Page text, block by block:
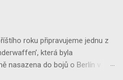
1/48 ...
roku připravujeme jednu z
která byla
nasazena do bojů o Berlín v